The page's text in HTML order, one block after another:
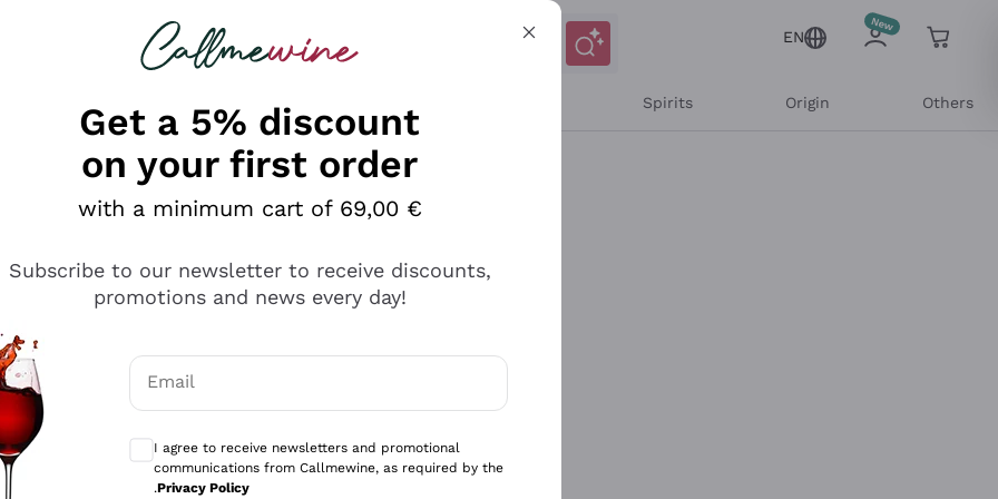
looking for
EN
Spirits Origin Others
Get a 5% discount
on your first order
with a minimum cart of 69,00 €
Subscribe to our newsletter to receive discounts,
promotions and news every day!
Email
I agree to receive newsletters and promotional
communications from Callmewine, as required by the
.Privacy Policy